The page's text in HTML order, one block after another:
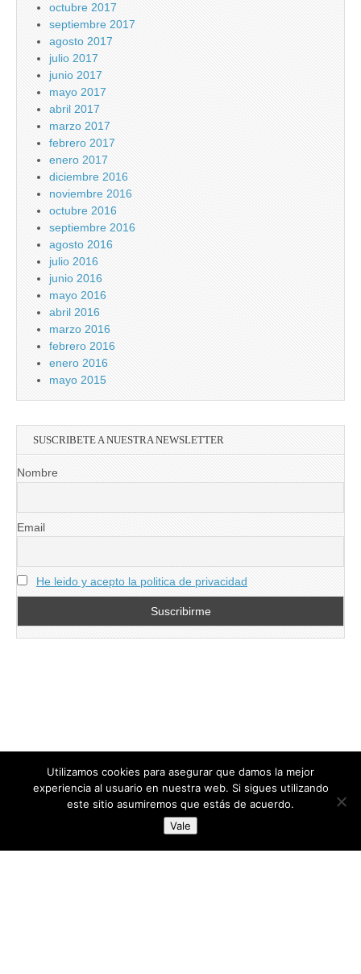
octubre 2017
septiembre 2017
agosto 2017
julio 2017
junio 2017
mayo 2017
abril 2017
marzo 2017
febrero 2017
enero 2017
diciembre 2016
noviembre 2016
octubre 2016
septiembre 2016
agosto 2016
julio 2016
junio 2016
mayo 2016
abril 2016
marzo 2016
febrero 2016
enero 2016
mayo 2015
SUSCRIBETE A NUESTRA NEWSLETTER
Nombre
Email
He leido y acepto la politica de privacidad
directoresdeseguridad.es
Diseñado por Centro Andaluz de Estudios y Entrenamiento
Utilizamos cookies para asegurar que damos la mejor
experiencia al usuario en nuestra web. Si sigues utilizando
este sitio asumiremos que estás de acuerdo.
Vale